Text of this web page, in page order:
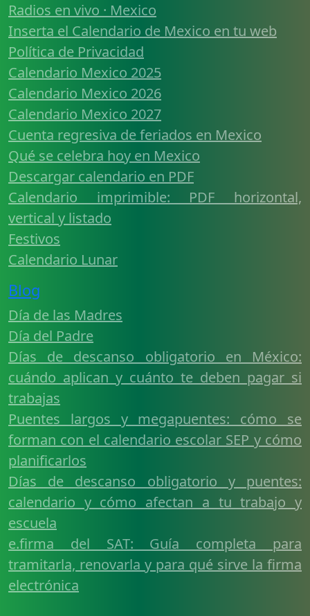
Radios en vivo · Mexico
Inserta el Calendario de Mexico en tu web
Política de Privacidad
Calendario Mexico 2025
Calendario Mexico 2026
Calendario Mexico 2027
Cuenta regresiva de feriados en Mexico
Qué se celebra hoy en Mexico
Descargar calendario en PDF
Calendario imprimible: PDF horizontal,
vertical y listado
Festivos
Calendario Lunar
Blog
Día de las Madres
Día del Padre
Días de descanso obligatorio en México:
cuándo aplican y cuánto te deben pagar si
trabajas
Puentes largos y megapuentes: cómo se
forman con el calendario escolar SEP y cómo
planificarlos
Días de descanso obligatorio y puentes:
calendario y cómo afectan a tu trabajo y
escuela
e.firma del SAT: Guía completa para
tramitarla, renovarla y para qué sirve la firma
electrónica